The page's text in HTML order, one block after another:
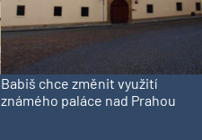
Babiš chce změnit využití
známého paláce nad Prahou